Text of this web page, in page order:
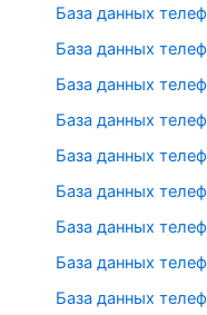
База данных
База данных
База данных
База данных
База данных
База данных
База данных
База данных
База данных